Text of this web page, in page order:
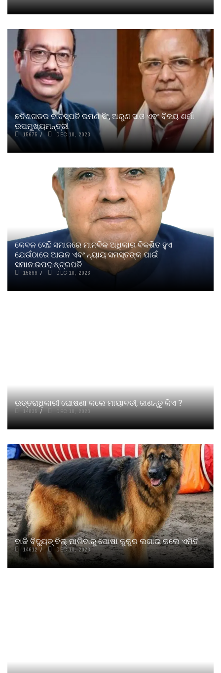
ଛତିଶଗଡର ବାଚସ୍ପତି ରମଣ ସିଂ, ଅରୁଣ ସାଓ ଏବଂ ବିଜୟ ଶର୍ମା
ଉପମୁଖ୍ୟମନ୍ତ୍ରୀ
15675 DEC 10, 2023
କେବଳ ସେହି ସମାଜରେ ମାନବିକ ଅଧିକାର ବିକଶିତ ହୁଏ
ଯେଉଁଠାରେ ଆଇନ ଏବଂ ନ୍ୟାୟ ସମସ୍ତଙ୍କ ପାଇଁ
ସମାନ:ଉପରାଷ୍ଟ୍ରପତି
15899 DEC 10, 2023
ଉତ୍ତରାଧିକାରୀ ଘୋଷଣା କଲେ ମାୟାବତୀ, ଜାଣନ୍ତୁ କିଏ ?
14835 DEC 10, 2023
ବାକି ବିଦ୍ୟୁତ୍‌ ବିଲ୍‌ ମାଗିବାରୁ ପୋଷା କୁକୁର ଲଗାଇ କଲେ ଏମିତି
14612 DEC 10, 2023